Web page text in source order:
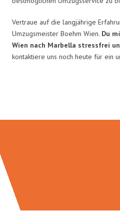
Vertraue auf die langjährige
Umzugsmeister Boehm Wien. Du
Wien nach Marbella stressfrei
kontaktiere uns noch heute für ein